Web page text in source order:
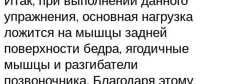
упражнения, основная нагрузка
ложится на мышцы задней
поверхности бедра, ягодичные
мышцы и разгибатели
позвоночника. Благодаря этому